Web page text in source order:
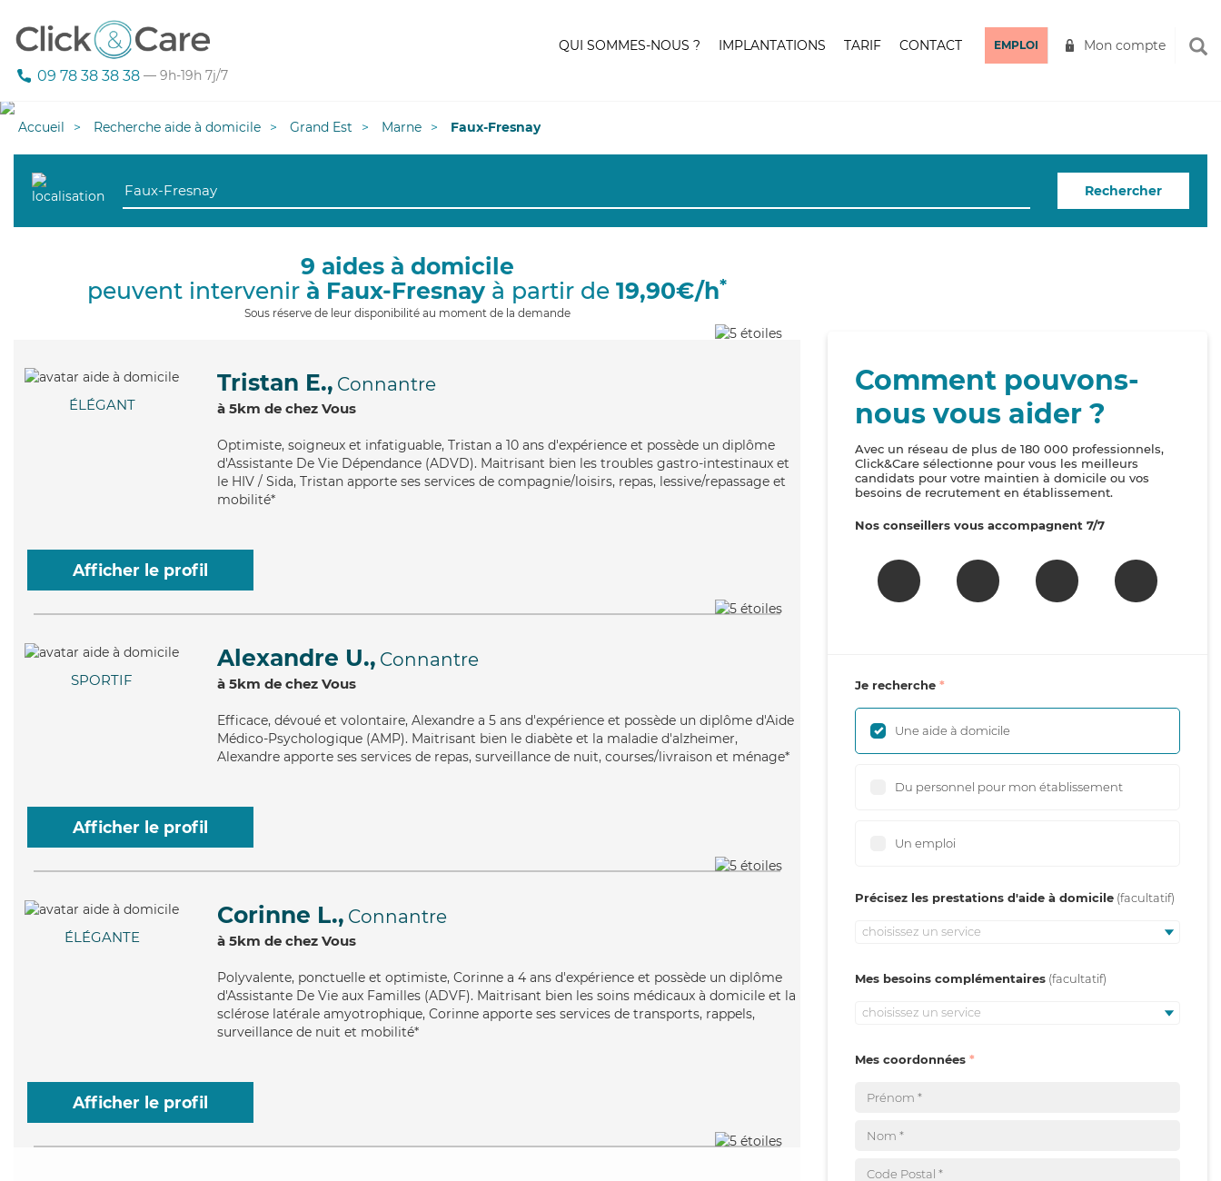
09 78 38 38 38 — 9h-19h 7j/7
QUI SOMMES-NOUS ? IMPLANTATIONS TARIF CONTACT EMPLOI Mon compte
Accueil Recherche aide à domicile Grand Est Marne Faux-Fresnay
Rechercher
9 aides à domicile
peuvent intervenir à Faux-Fresnay à partir de 19,90€/h*
Sous réserve de leur disponibilité au moment de la demande
ÉLÉGANT
Tristan E., Connantre
à 5km de chez Vous
Optimiste, soigneux et infatiguable, Tristan a 10 ans d'expérience et possède un diplôme
d'Assistante De Vie Dépendance (ADVD). Maitrisant bien les troubles gastro-intestinaux et
le HIV / Sida, Tristan apporte ses services de compagnie/loisirs, repas, lessive/repassage et
mobilité*
Afficher le profil
SPORTIF
Alexandre U., Connantre
à 5km de chez Vous
Efficace, dévoué et volontaire, Alexandre a 5 ans d'expérience et possède un diplôme d'Aide
Médico-Psychologique (AMP). Maitrisant bien le diabète et la maladie d'alzheimer,
Alexandre apporte ses services de repas, surveillance de nuit, courses/livraison et ménage*
Afficher le profil
ÉLÉGANTE
Corinne L., Connantre
à 5km de chez Vous
Polyvalente, ponctuelle et optimiste, Corinne a 4 ans d'expérience et possède un diplôme
d'Assistante De Vie aux Familles (ADVF). Maitrisant bien les soins médicaux à domicile et la
sclérose latérale amyotrophique, Corinne apporte ses services de transports, rappels,
surveillance de nuit et mobilité*
Afficher le profil
Comment pouvons-
nous vous aider ?
Avec un réseau de plus de 180 000 professionnels,
Click&Care sélectionne pour vous les meilleurs
candidats pour votre maintien à domicile ou vos
besoins de recrutement en établissement.
Nos conseillers vous accompagnent 7/7
Je recherche
Une aide à domicile
Du personnel pour mon établissement
Un emploi
Précisez les prestations d'aide à domicile
choisissez un service
Mes besoins complémentaires
choisissez un service
Mes coordonnées